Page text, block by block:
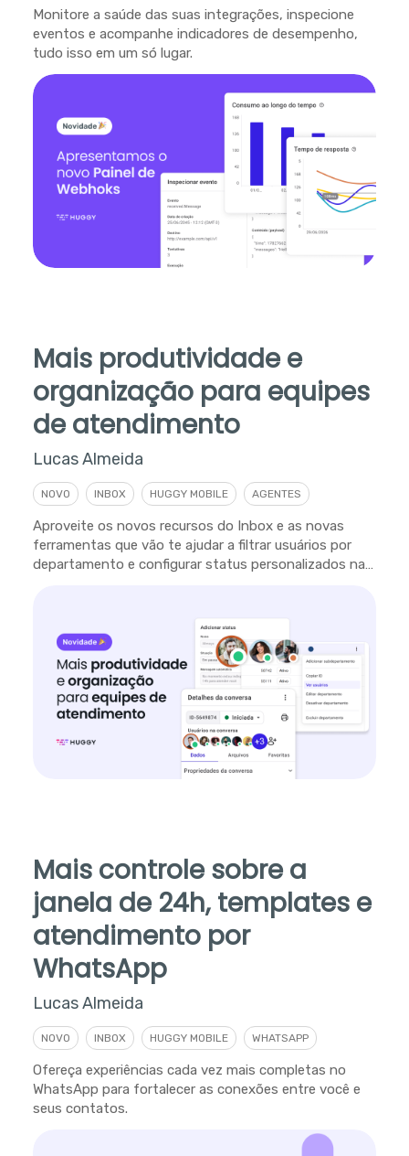
Monitore a saúde das suas integrações, inspecione
eventos e acompanhe indicadores de desempenho,
tudo isso em um só lugar.
Mais produtividade e
organização para equipes
de atendimento
Lucas Almeida
NOVO INBOX HUGGY MOBILE AGENTES
Aproveite os novos recursos do Inbox e as novas
ferramentas que vão te ajudar a filtrar usuários por
departamento e configurar status personalizados na
Mais controle sobre a
janela de 24h, templates e
atendimento por
WhatsApp
Lucas Almeida
NOVO INBOX HUGGY MOBILE WHATSAPP
Ofereça experiências cada vez mais completas no
WhatsApp para fortalecer as conexões entre você e
seus contatos.